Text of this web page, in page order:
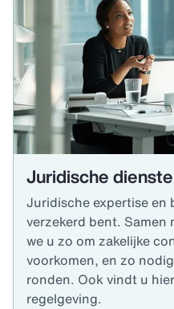
Juridische
Juridische expertise en
verzekerd bent. Samen
we u zo om zakelijke
voorkomen, en zo
ronden. Ook vindt u
regelgeving.